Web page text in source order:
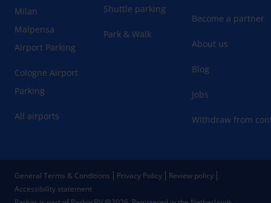
Milan
Malpensa
Airport Parking
Cologne Airport
Parking
All airports
Shuttle parking
Park & Walk
Become a partner
About us
Blog
Jobs
Withdraw from
General Terms & Conditions Privacy Policy
Review policy
Accessibility statement